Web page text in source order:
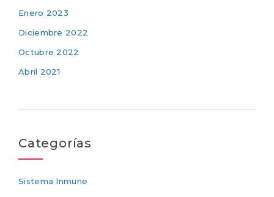
Enero 2023
Diciembre 2022
Octubre 2022
Abril 2021
Categorías
Sistema Inmune